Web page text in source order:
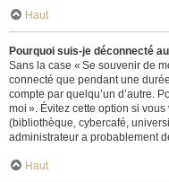
Haut
Pourquoi suis-je déconnecté
Sans la case « Se souvenir de
connecté que pendant une
compte par quelqu’un d’autre.
moi ». Évitez cette option si
(bibliothèque, cybercafé,
administrateur a probablement
Haut